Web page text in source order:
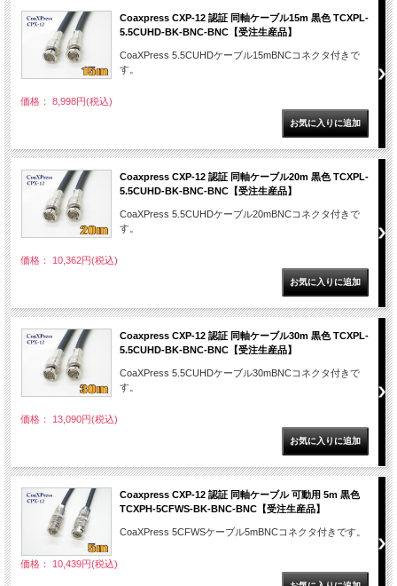
Coaxpress CXP-12 認証 同軸ケーブル15m 黒色 TCXPL-
5.5CUHD-BK-BNC-BNC【受注生産品】
CoaXPress 5.5CUHDケーブル15mBNCコネクタ付きで
す。
価格： 8,998円(税込)
Coaxpress CXP-12 認証 同軸ケーブル20m 黒色 TCXPL-
5.5CUHD-BK-BNC-BNC【受注生産品】
CoaXPress 5.5CUHDケーブル20mBNCコネクタ付きで
す。
価格： 10,362円(税込)
Coaxpress CXP-12 認証 同軸ケーブル30m 黒色 TCXPL-
5.5CUHD-BK-BNC-BNC【受注生産品】
CoaXPress 5.5CUHDケーブル30mBNCコネクタ付きで
す。
価格： 13,090円(税込)
Coaxpress CXP-12 認証 同軸ケーブル 可動用 5m 黒色
TCXPH-5CFWS-BK-BNC-BNC【受注生産品】
CoaXPress 5CFWSケーブル5mBNCコネクタ付きです。
価格： 10,439円(税込)